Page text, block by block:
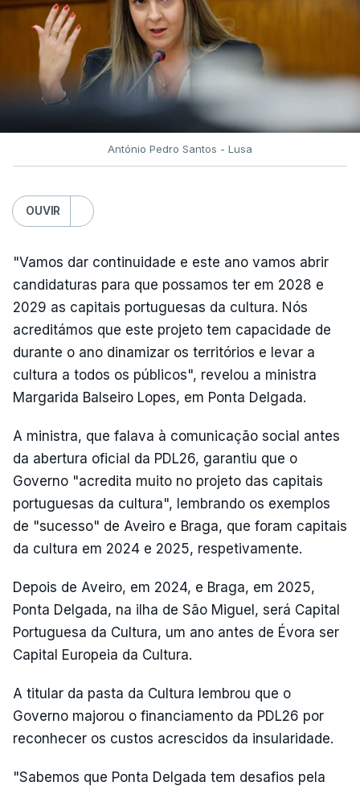
António Pedro Santos - Lusa
OUVIR
"Vamos dar continuidade e este ano vamos abrir
candidaturas para que possamos ter em 2028 e
2029 as capitais portuguesas da cultura. Nós
acreditámos que este projeto tem capacidade de
durante o ano dinamizar os territórios e levar a
cultura a todos os públicos", revelou a ministra
Margarida Balseiro Lopes, em Ponta Delgada.
A ministra, que falava à comunicação social antes
da abertura oficial da PDL26, garantiu que o
Governo "acredita muito no projeto das capitais
portuguesas da cultura", lembrando os exemplos
de "sucesso" de Aveiro e Braga, que foram capitais
da cultura em 2024 e 2025, respetivamente.
Depois de Aveiro, em 2024, e Braga, em 2025,
Ponta Delgada, na ilha de São Miguel, será Capital
Portuguesa da Cultura, um ano antes de Évora ser
Capital Europeia da Cultura.
A titular da pasta da Cultura lembrou que o
Governo majorou o financiamento da PDL26 por
reconhecer os custos acrescidos da insularidade.
"Sabemos que Ponta Delgada tem desafios pela